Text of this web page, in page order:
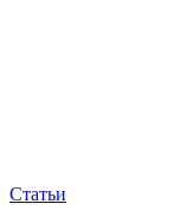
Статьи